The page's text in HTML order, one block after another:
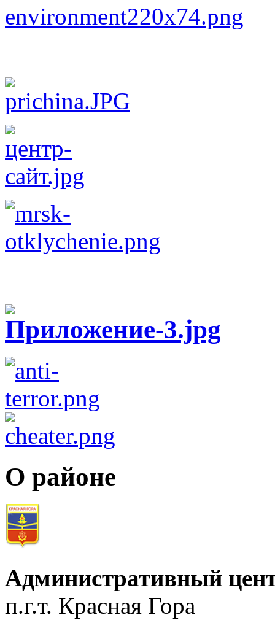
О районе
Административный
п.г.т. Красная Гора